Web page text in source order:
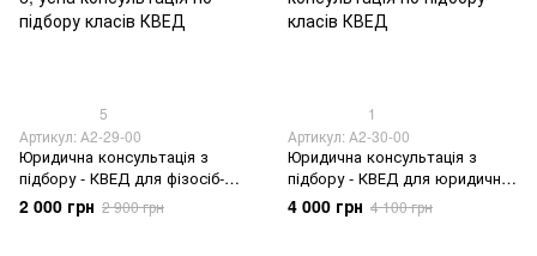
5
Артикул: А2-29-00
Юридична консультація з
підбору - КВЕД для фізосіб-
підприємців (1-6 класів)
2 000 грн 2 900 грн
1
Артикул: А2-30-00
Юридична консультація з
підбору - КВЕД для юридичних
осіб
4 000 грн 4 100 грн